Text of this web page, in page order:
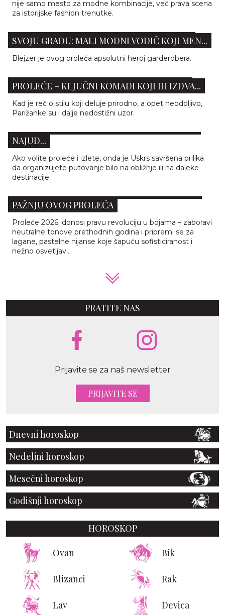
nije samo mesto za modne kombinacije, već prava scena
za istorijske fashion trenutke.
SVOJU GRAĐU: MALI MODNI VODIČ KOJI MEN...
Blejzer je ovog proleća apsolutni heroj garderobera.
PROLEĆE – KLJUČNI KOMADI KOJI IH IZDVA...
Kad je reč o stilu koji deluje prirodno, a opet neodoljivo,
Parižanke su i dalje nedostižni uzor.
DA LI STE ORGANIZOVALI USKRŠNJE
NAJUD...
Ako volite proleće i izlete, onda je Uskrs savršena prilika
da organizujete putovanje bilo na obližnje ili na daleke
destinacije.
PAŽNJU OVOG PROLEĆA
Proleće 2026. donosi pravu revoluciju u bojama – zaboravi
neutralne tonove prethodnih godina i pripremi se za
lagane, pastelne nijanse koje šapuću sofisticiranost i
nežno osvetljav...
PRATITE NAS
Prijavite se za naš newsletter
PRIJAVITE SE
Dnevni horoskop
Nedeljni horoskop
Mesečni horoskop
Godišnji horoskop
HOROSKOP
Ovan Bik
Blizanci Rak
Lav Devica